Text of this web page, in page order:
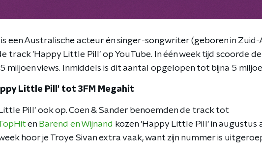
een Australische acteur én singer-songwriter (geboren in Zuid-
track 'Happy Little Pill' op YouTube. In één week tijd scoorde
miljoen views. Inmiddels is dit aantal opgelopen tot bijna 5
Little Pill' tot 3FM Megahit
Pill' ook op. Coen & Sander benoemden de track tot
en Barend en Wijnand kozen 'Happy Little Pill' in augustus
hoor je Troye Sivan extra vaak, want zijn nummer is